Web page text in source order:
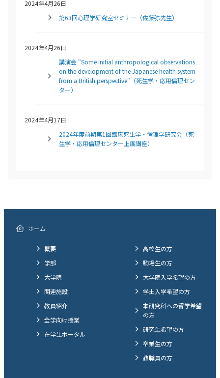
2024年4月26日
第63回心理学研究室セミナー（佐藤弥先生）
2024年4月26日
講演会 "Some initial anthropological observations
on the development of the Japanese health system
from a British perspective"（死生学・応用倫理セン
ター）
2024年4月17日
2024年度前期第1回臨床死生学・倫理学研究会（死
生学・応用倫理センター上廣講座）
ホーム
概要
学部
大学院
関連施設
教員紹介
全学向け授業
在学生ポータル
高校生の方
駒場生の方
大学院入学希望の方
学士入学希望の方
本研究科への留学希望
の方
研究生希望の方
卒業生の方
教職員の方